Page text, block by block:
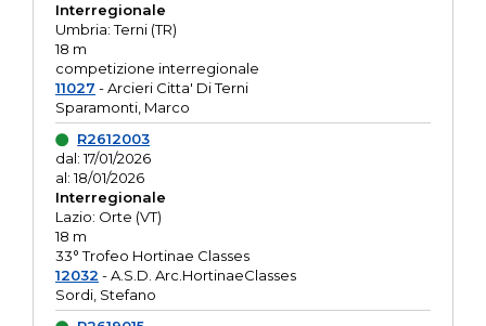
Interregionale
Umbria: Terni (TR)
18 m
competizione interregionale
11027 - Arcieri Citta' Di Terni
Sparamonti, Marco
R2612003
dal: 17/01/2026
al: 18/01/2026
Interregionale
Lazio: Orte (VT)
18 m
33° Trofeo Hortinae Classes
12032 - A.S.D. Arc.HortinaeClasses
Sordi, Stefano